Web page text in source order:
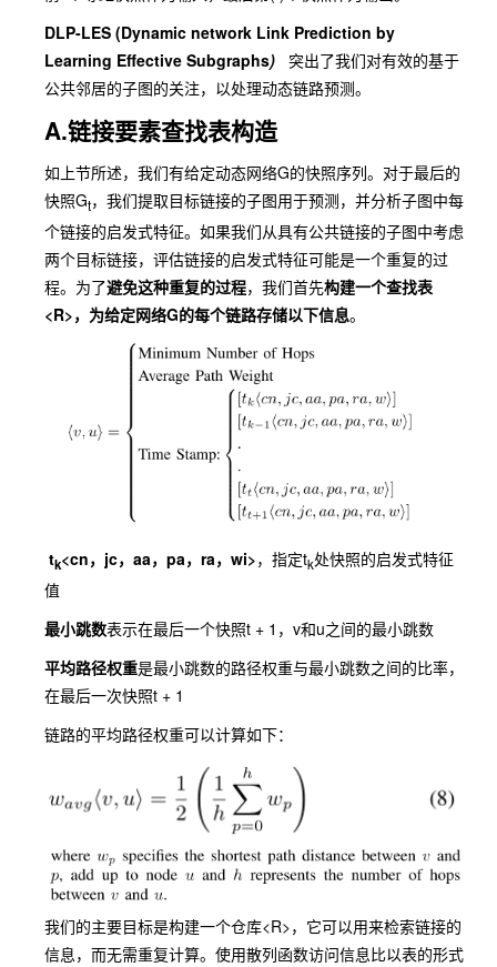
DLP-LES (Dynamic network Link Prediction by
Learning Effective Subgraphs) 突出了我们对有效的基于
公共邻居的子图的关注，以处理动态链路预测。
A.链接要素查找表构造
如上节所述，我们有给定动态网络G的快照序列。对于最后的
快照Gt，我们提取目标链接的子图用于预测，并分析子图中每
个链接的启发式特征。如果我们从具有公共链接的子图中考虑
两个目标链接，评估链接的启发式特征可能是一个重复的过
程。为了避免这种重复的过程，我们首先构建一个查找表
<R>，为给定网络G的每个链路存储以下信息。
tk<cn，jc，aa，pa，ra，wi>，指定tk处快照的启发式特征
值
最小跳数表示在最后一个快照t + 1，v和u之间的最小跳数
平均路径权重是最小跳数的路径权重与最小跳数之间的比率，
在最后一次快照t + 1
链路的平均路径权重可以计算如下：
我们的主要目标是构建一个仓库<R>，它可以用来检索链接的
信息，而无需重复计算。使用散列函数访问信息比以表的形式